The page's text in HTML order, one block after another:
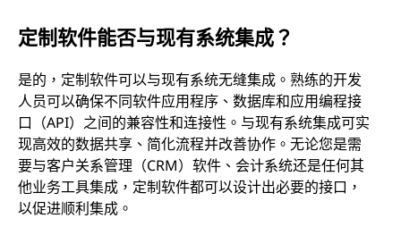
定制软件能否与现有系统集成？
是的，定制软件可以与现有系统无缝集成。熟练的开发
人员可以确保不同软件应用程序、数据库和应用编程接
口（API）之间的兼容性和连接性。与现有系统集成可实
现高效的数据共享、简化流程并改善协作。无论您是需
要与客户关系管理（CRM）软件、会计系统还是任何其
他业务工具集成，定制软件都可以设计出必要的接口，
以促进顺利集成。